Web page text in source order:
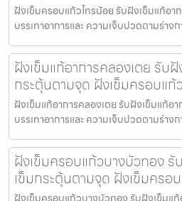
ฝังเข็มครอบแก้วไทรน้อย รับฝังเข็มแก้อา
บรรเทาอาการและ ความเจ็บปวดตามร่า
ฝังเข็มแก้อาการคลองเตย รับ
กระตุ้นตามจุด ฝังเข็มครอบแก้
ฝังเข็มแก้อาการคลองเตย รับฝังเข็มแก้อ
บรรเทาอาการและ ความเจ็บปวดตามร่าง
ฝังเข็มครอบแก้วบางบัวทอง รั
เข็มกระตุ้นตามจุด ฝังเข็มครอ